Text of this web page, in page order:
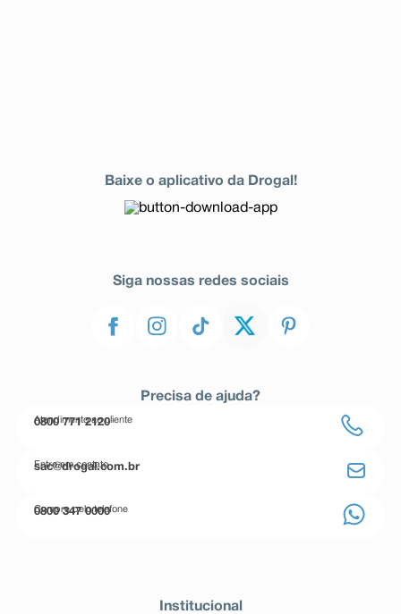
Baixe o aplicativo da Drogal!
Siga nossas redes sociais
Precisa de ajuda?
Atendimento ao cliente
0800 771 2120
Entre em contato
sac@drogal.com.br
Compre pelo telefone
0800 347 0000
Institucional